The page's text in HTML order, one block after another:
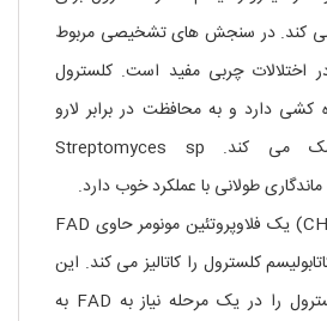
می کند. در سنجش های تشخیصی مربوط
اختلالات چربی مفید است. کلسترول
دارد و به محافظت در برابر لارو
سرخرطومی غوزه کمک می کند. Streptomyces sp
کلسترول اکسیداز (CHOD) یک فلاوپروتئین مونومر حاوی FAD
کلسترول را کاتالیز می کند. این
آنزیم دو عملکردی، کلسترول را در یک مرحله نیاز به FAD به